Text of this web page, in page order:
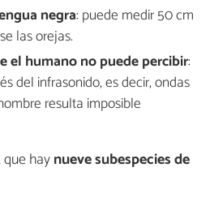
negra: puede medir 50 cm
las orejas.
el humano no puede percibir:
del infrasonido, es decir, ondas
resulta imposible
haynueve subespecies de